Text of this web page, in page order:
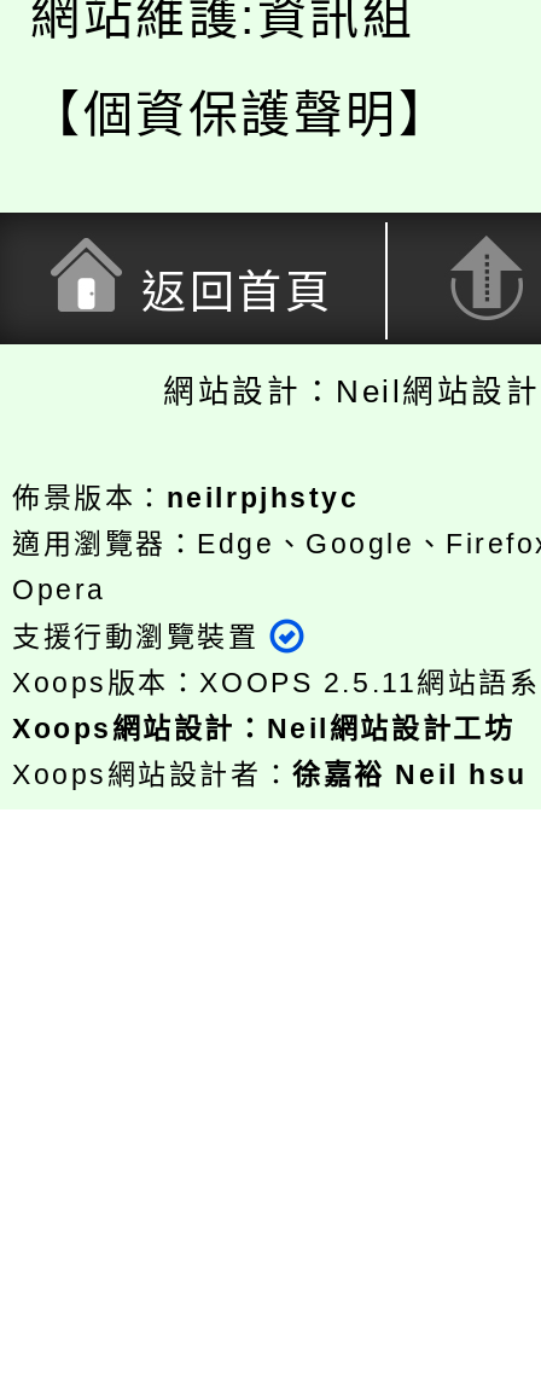
網站維護:資訊組
【個資保護聲明】
返回首頁
網站設計：Neil網站設
佈景版本： neilrpjhstyc
適用瀏覽器：Edge、Google、
Opera
支援行動瀏覽裝置
Xoops版本：XOOPS 2.5.11網站語
Xoops網站設計 ： Neil網站設計工坊
Xoops網站設計者：徐嘉裕 Neil hsu